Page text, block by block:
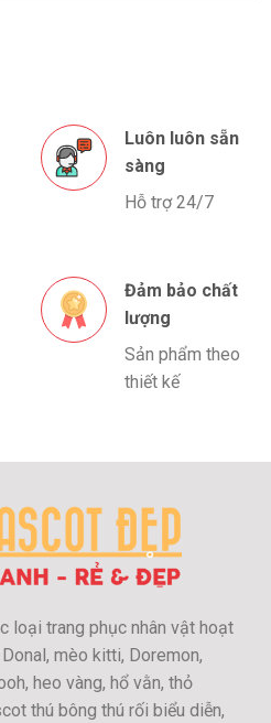
Luôn luôn sẵn
sàng
Hỗ trợ 24/7
Đảm bảo chất
lượng
Sản phẩm theo
thiết kế
loại trang phục nhân vật hoạt
mèo kitti, Doremon,
heo vàng, hổ vằn, thỏ
thú bông thú rối biểu diễn,